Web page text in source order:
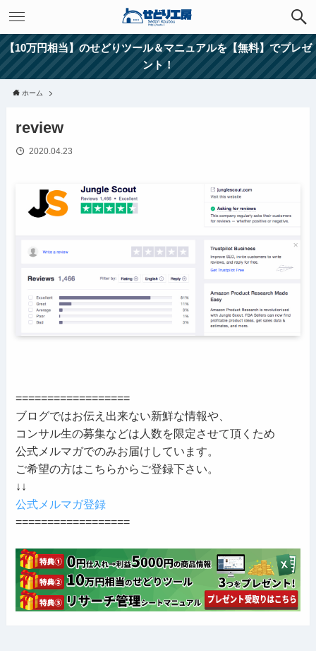
【10万円相当】のせどりツール＆マニュアルを【無料】でプレゼ
ント！
ホーム
review
2020.04.23
==================
ブログではお伝え出来ない新鮮な情報や、
コンサル生の募集などは人数を限定させて頂くため
公式メルマガでのみお届けしています。
ご希望の方はこちらからご登録下さい。
↓↓
公式メルマガ登録
==================